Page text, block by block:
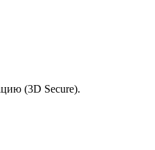
(3D Secure).